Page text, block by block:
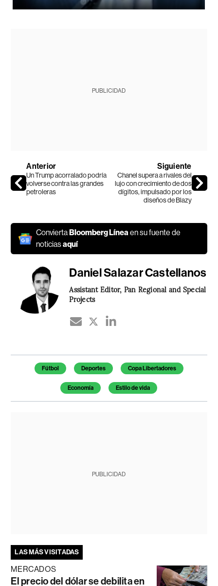
PUBLICIDAD
Anterior
Un Trump acorralado podría
volverse contra las grandes
petroleras
Siguiente
Chanel supera a rivales del
lujo con crecimiento de dos
dígitos, impulsado por los
diseños de Blazy
Convierta Bloomberg Líneaen su fuente de
noticiasaquí
Daniel Salazar Castellanos
Assistant Editor, Pan Regional and Special
Projects
Temas de este artículo
Fútbol Deportes Copa Libertadores
Economía Estilo de vida
PUBLICIDAD
LAS MÁS VISITADAS
MERCADOS
El precio del dólar se debilita en